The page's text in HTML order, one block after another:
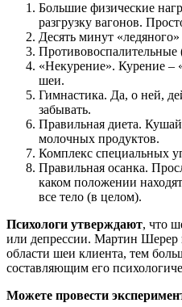
Большие физические
разгрузку вагонов.
Десять минут
Противовоспалительные
«Некурение». Курение –
шеи.
Гимнастика. Да, о ней,
забывать.
Правильная диета.
молочных продуктов.
Комплекс специальных
Правильная осанка.
каком положении
все тело (в целом).
Психологи утверждают, что
или депрессии. Мартин Шерер
области шеи клиента, тем
составляющим его
Можете провести